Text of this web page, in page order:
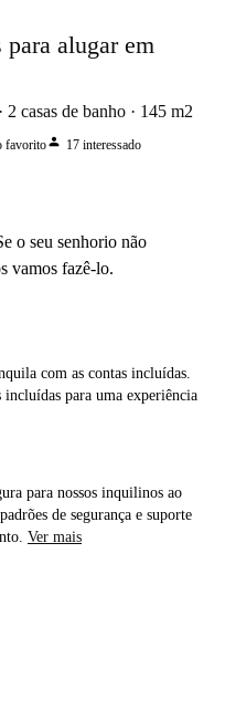
alugar em
2 casas de banho 145 m2
favoritoperson 17 interessado
o seu senhorio não
vamos fazê-lo.
com as contas incluídas.
incluídas para uma experiência
para nossos inquilinos ao
de segurança e suporte
Ver mais